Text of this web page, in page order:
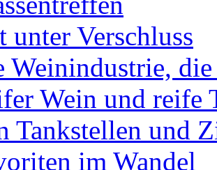
unter Verschluss
Weinindustrie,
Wein und reife
Tankstellen und
im Wandel